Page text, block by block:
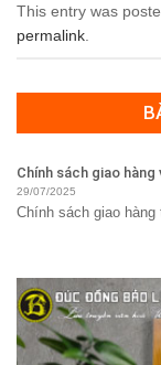
This entry was
permalink
Chính sách giao
29/07/2025
Chính sách giao hàng